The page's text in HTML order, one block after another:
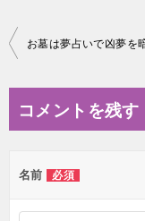
投
ビ
ー
シ
コメントを残す
名前 必須